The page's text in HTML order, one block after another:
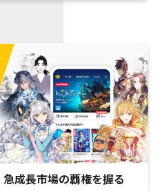
成長市場の覇権を握る